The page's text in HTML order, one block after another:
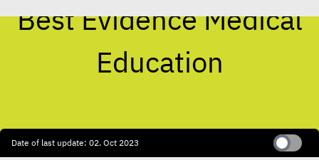
Best Evidence Medical
Education
Date of last update: 02. Oct 2023